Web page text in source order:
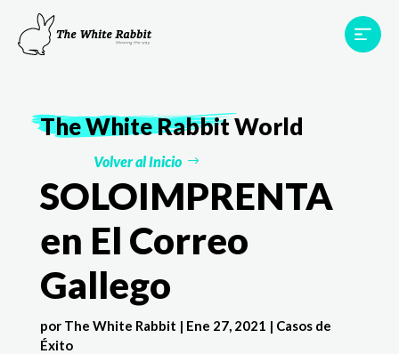
Proyectos
Testimonios
TWR World
The White RabbitWorld
Volver al Inicio
SOLOIMPRENTA
en El Correo
Gallego
por The White Rabbit | Ene 27, 2021 | Casos de
Éxito